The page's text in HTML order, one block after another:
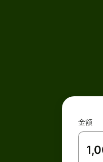
金额